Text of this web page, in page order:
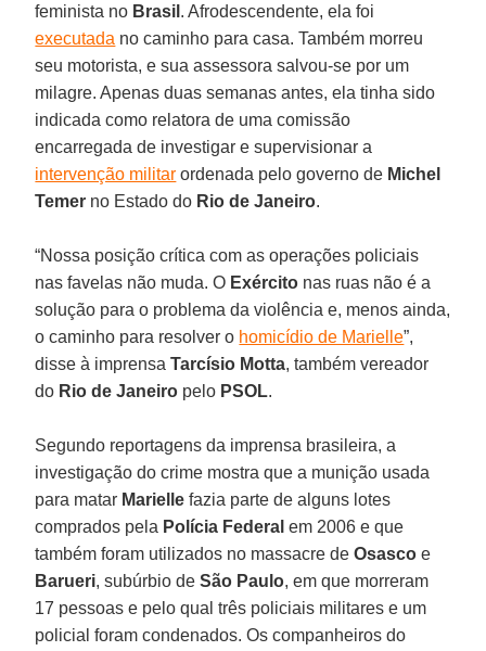
feminista no Brasil . Afrodescendente, ela foi
executada no caminho para casa. Também morreu
seu motorista, e sua assessora salvou-se por um
milagre. Apenas duas semanas antes, ela tinha sido
indicada como relatora de uma comissão
encarregada de investigar e supervisionar a
intervenção militar ordenada pelo governo de Michel
Temer no Estado do Rio de Janeiro.
“Nossa posição crítica com as operações policiais
nas favelas não muda. O Exército nas ruas não é a
solução para o problema da violência e, menos ainda,
o caminho para resolver o homicídio de Marielle”,
disse à imprensaTarcísio Motta, também vereador
do Rio de Janeiro pelo PSOL.
Segundo reportagens da imprensa brasileira, a
investigação do crime mostra que a munição usada
para matar Marielle fazia parte de alguns lotes
comprados pela Polícia Federal em 2006 e que
também foram utilizados no massacre deOsasco e
Barueri, subúrbio deSão Paulo, em que morreram
17 pessoas e pelo qual três policiais militares e um
policial foram condenados. Os companheiros do